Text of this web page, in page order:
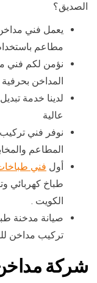
الصديق؟
يعمل فني
مطاعم
نؤمن لكم فني
المداخن بحرفية
لدينا خدمة
عالية
نوفر فني
المطاعم
أول فني
الكويت .
صيانة مدخنة
تركيب مداخن
شركة